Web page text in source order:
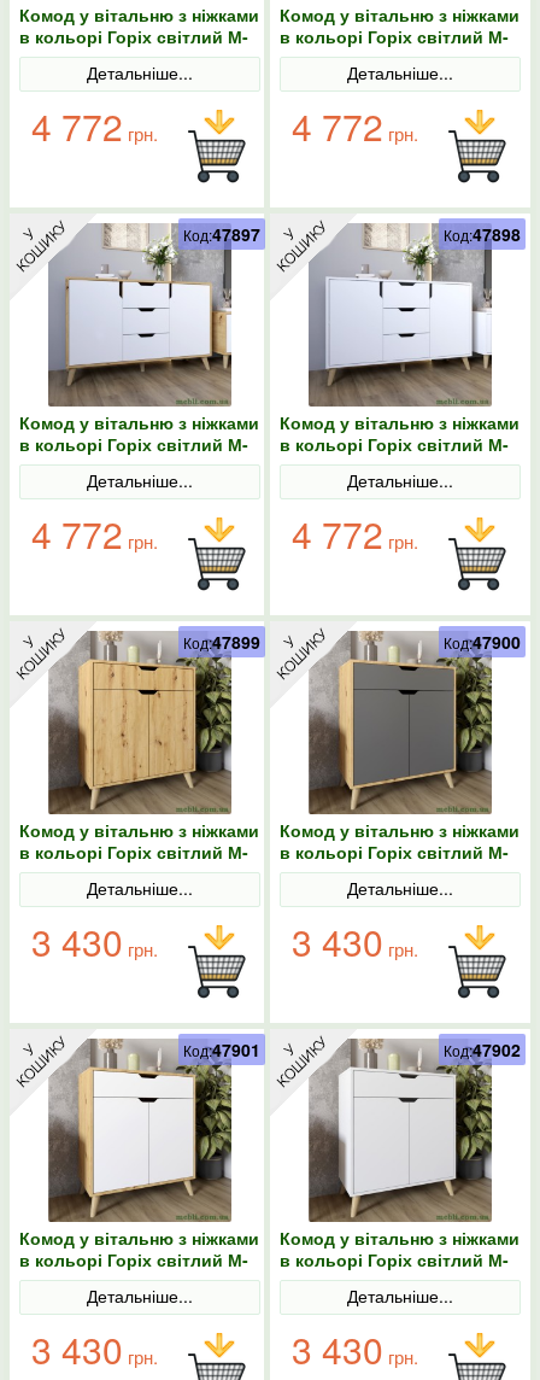
Комод у вітальню з ніжками
в кольорі Горіх світлий М-
ЗОН Борн 1200 Дуб артизан
Детальніше...
4 772 грн.
Комод у вітальню з ніжками
в кольорі Горіх світлий М-
ЗОН Борн 1200 Дуб
артизан/Антрацит
Детальніше...
4 772 грн.
Комод у вітальню з ніжками
в кольорі Горіх світлий М-
ЗОН Борн 1200 Дуб
артизан/Німфея Альба
Детальніше...
4 772 грн.
Код:47897
Комод у вітальню з ніжками
в кольорі Горіх світлий М-
ЗОН Борн 1200 Німфея
Альба (білий)Детальніше...
4 772 грн.
Код:47898
Комод у вітальню з ніжками
в кольорі Горіх світлий М-
ЗОН Борн 750 Дуб Артизан
Детальніше...
3 430 грн.
Код:47899
Комод у вітальню з ніжками
в кольорі Горіх світлий М-
ЗОН Борн 750 Дуб Артизан/
АнтрацитДетальніше...
3 430 грн.
Код:47900
Комод у вітальню з ніжками
в кольорі Горіх світлий М-
ЗОН Борн 750 Дуб Артизан/
Німфеа Альба (білий)
Детальніше...
3 430 грн.
Код:47901
Комод у вітальню з ніжками
в кольорі Горіх світлий М-
ЗОН Борн 750 Німфеа
Альба (білий)Детальніше...
3 430 грн.
Код:47902